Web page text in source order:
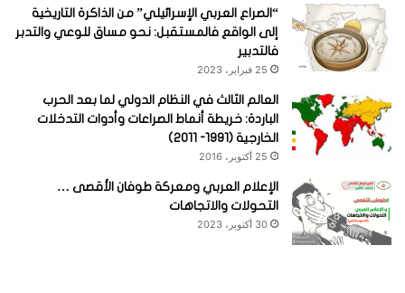
“الصراع العربي الإسرائيلي” من الذاكرة التاريخية
إلى الواقع فالمستقبل: نحو مساق للوعي والتدبر
فالتدبير
25 فبراير، 2023
العالم الثالث في النظام الدولي لما بعد الحرب
الباردة: خريطة أنماط الصراعات وأدوات التدخلات
الخارجية (1991- 2011)
25 أكتوبر، 2016
الإعلام العربي ومعركة طوفان الأقصى …
التحولات والاتجاهات
30 أكتوبر، 2023